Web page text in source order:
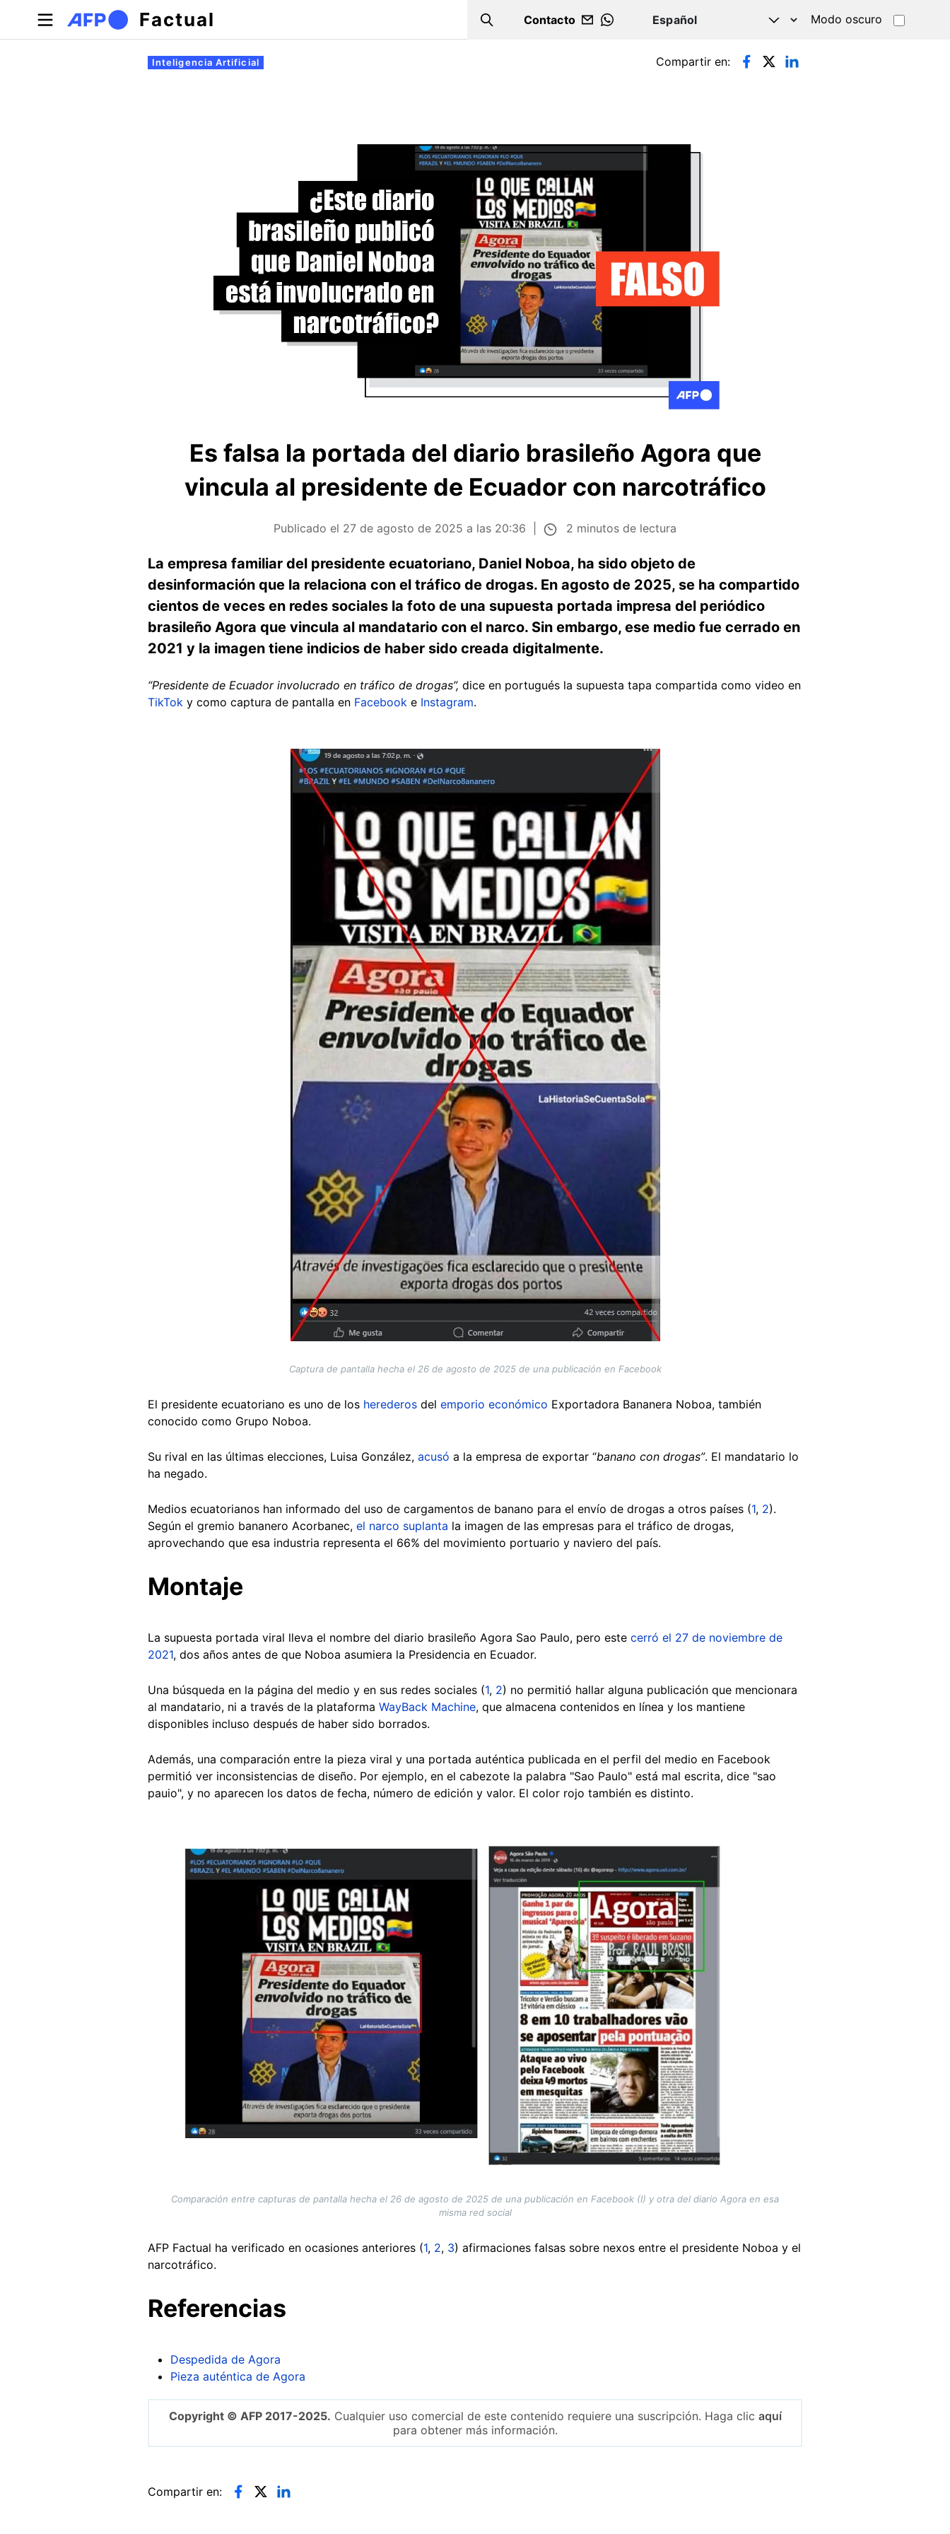
Pasar al contenido principal
Factual Search
Contacto
WHATSAPP
Modo oscuro
Solapas principales
Inteligencia Artificial Compartir en:
Es falsa la portada del diario brasileño Agora que
vincula al presidente de Ecuador con narcotráfico
Publicado el 27 de agosto de 2025 a las 20:36 2 minutos de lectura
La empresa familiar del presidente ecuatoriano, Daniel Noboa, ha sido objeto de
desinformación que la relaciona con el tráfico de drogas. En agosto de 2025, se ha compartido
cientos de veces en redes sociales la foto de una supuesta portada impresa del periódico
brasileño Agora que vincula al mandatario con el narco. Sin embargo, ese medio fue cerrado en
2021 y la imagen tiene indicios de haber sido creada digitalmente.
“Presidente de Ecuador involucrado en tráfico de drogas”, dice en portugués la supuesta tapa compartida como video en
TikTok y como captura de pantalla en Facebook e Instagram.
Captura de pantalla hecha el 26 de agosto de 2025 de una publicación en Facebook
El presidente ecuatoriano es uno de los herederos del emporio económico Exportadora Bananera Noboa, también
conocido como Grupo Noboa.
Su rival en las últimas elecciones, Luisa González, acusó a la empresa de exportar “banano con drogas”. El mandatario lo
ha negado.
Medios ecuatorianos han informado del uso de cargamentos de banano para el envío de drogas a otros países (1, 2).
Según el gremio bananero Acorbanec, el narco suplanta la imagen de las empresas para el tráfico de drogas,
aprovechando que esa industria representa el 66% del movimiento portuario y naviero del país.
Montaje
La supuesta portada viral lleva el nombre del diario brasileño Agora Sao Paulo, pero este cerró el 27 de noviembre de
2021, dos años antes de que Noboa asumiera la Presidencia en Ecuador.
Una búsqueda en la página del medio y en sus redes sociales (1, 2) no permitió hallar alguna publicación que mencionara
al mandatario, ni a través de la plataforma WayBack Machine, que almacena contenidos en línea y los mantiene
disponibles incluso después de haber sido borrados.
Además, una comparación entre la pieza viral y una portada auténtica publicada en el perfil del medio en Facebook
permitió ver inconsistencias de diseño. Por ejemplo, en el cabezote la palabra "Sao Paulo" está mal escrita, dice "sao
pauio", y no aparecen los datos de fecha, número de edición y valor. El color rojo también es distinto.
Comparación entre capturas de pantalla hecha el 26 de agosto de 2025 de una publicación en Facebook (I) y otra del diario Agora en esa
misma red social
AFP Factual ha verificado en ocasiones anteriores (1, 2, 3) afirmaciones falsas sobre nexos entre el presidente Noboa y el
narcotráfico.
Referencias
Despedida de Agora
Pieza auténtica de Agora
Copyright © AFP 2017-2025. Cualquier uso comercial de este contenido requiere una suscripción. Haga clic aquí
para obtener más información.
Compartir en: